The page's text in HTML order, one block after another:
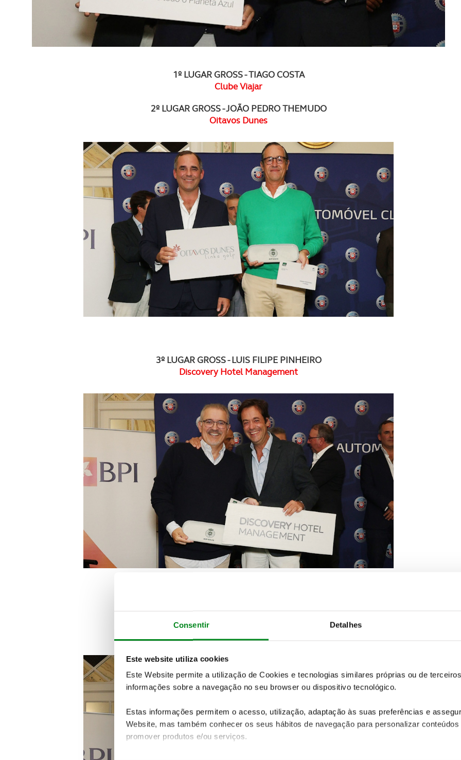
Consentir Detalhes
Este website utiliza cookies
Este Website permite a utilização de Cookies e tecnologias similares próprias ou de
informações sobre a navegação no seu browser ou dispositivo tecnológico.
Estas informações permitem o acesso, utilização, adaptação às suas preferências e
Website, mas também conhecer os seus hábitos de navegação para personalizar
promover produtos e/ou serviços.
1º LUGAR GROSS - TIAGO COSTA
Clube Viajar
2º LUGAR GROSS - JOÃO PEDRO THEMUDO
Oitavos Dunes
3º LUGAR GROSS - LUIS FILIPE PINHEIRO
Discovery Hotel Management
1º LUGAR NET - FERNANDO VAZ